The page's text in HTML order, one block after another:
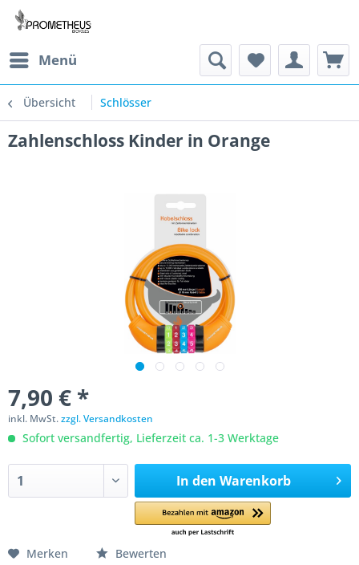
Menü
Übersicht Schlösser
Zahlenschloss Kinder in Orange
7,90 € *
inkl. MwSt.zzgl. Versandkosten
Sofort versandfertig, Lieferzeit ca. 1-3 Werktage
In den Warenkorb
Merken Bewerten